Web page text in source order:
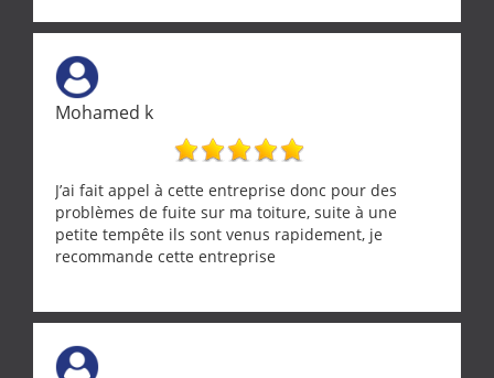
demande de l écoute et de la considération, ce qui
ne se trouve que chez les pationnés de leur métier.
Merci a ce monsieur pour sa disponibilité
Mohamed k
J’ai fait appel à cette entreprise donc pour des
problèmes de fuite sur ma toiture, suite à une
petite tempête ils sont venus rapidement, je
recommande cette entreprise